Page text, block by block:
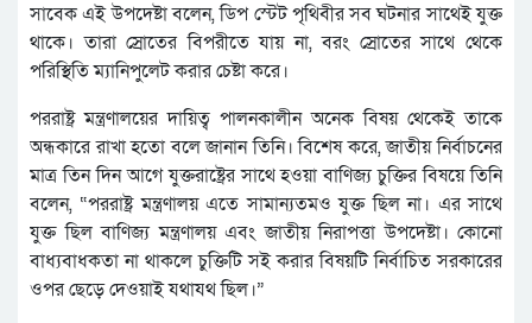
সাবেক এই উপদেষ্টা বলেন, ডিপ স্টেট পৃথিবীর সব ঘটনার সাথেই যুক্ত
থাকে। তারা স্রোতের বিপরীতে যায় না, বরং স্রোতের সাথে থেকে
পরিস্থিতি ম্যানিপুলেট করার চেষ্টা করে।
পররাষ্ট্র মন্ত্রণালয়ের দায়িত্ব পালনকালীন অনেক বিষয় থেকেই তাকে
অন্ধকারে রাখা হতো বলে জানান তিনি। বিশেষ করে, জাতীয় নির্বাচনের
মাত্র তিন দিন আগে যুক্তরাষ্ট্রের সাথে হওয়া বাণিজ্য চুক্তির বিষয়ে তিনি
বলেন, “পররাষ্ট্র মন্ত্রণালয় এতে সামান্যতমও যুক্ত ছিল না। এর সাথে
যুক্ত ছিল বাণিজ্য মন্ত্রণালয় এবং জাতীয় নিরাপত্তা উপদেষ্টা। কোনো
বাধ্যবাধকতা না থাকলে চুক্তিটি সই করার বিষয়টি নির্বাচিত সরকারের
ওপর ছেড়ে দেওয়াই যথাযথ ছিল।”